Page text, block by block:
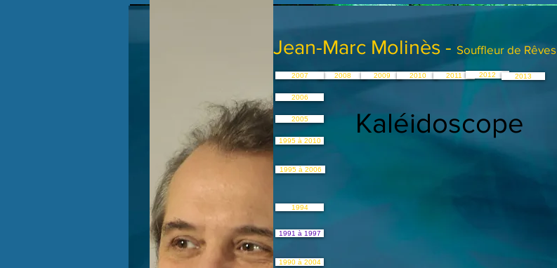
Jean-Marc Molinès - Souffleur de Rêves
2008
2007 2009 2010 2011
2006
1994
2005
1991 à 1997
1990 à 2004
1995 à 2010
1995 à 2006
2012 2013
Kaléidoscope